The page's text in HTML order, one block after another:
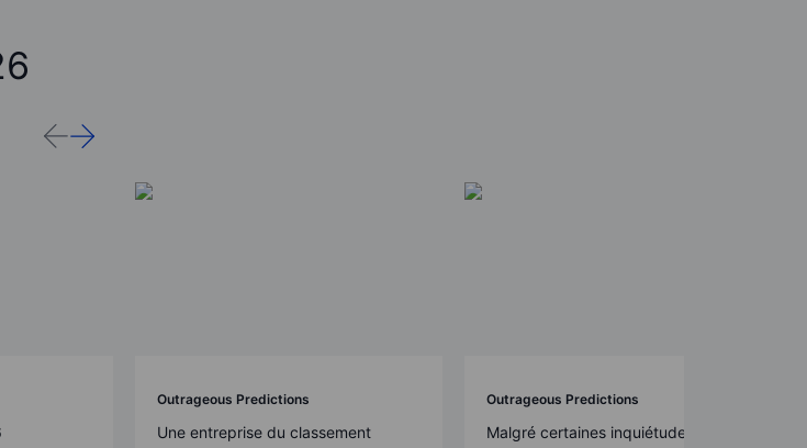
Outrageous Predictions
Une entreprise du classement
Outrageous Predictions
Malgré certaines inquiétudes, les